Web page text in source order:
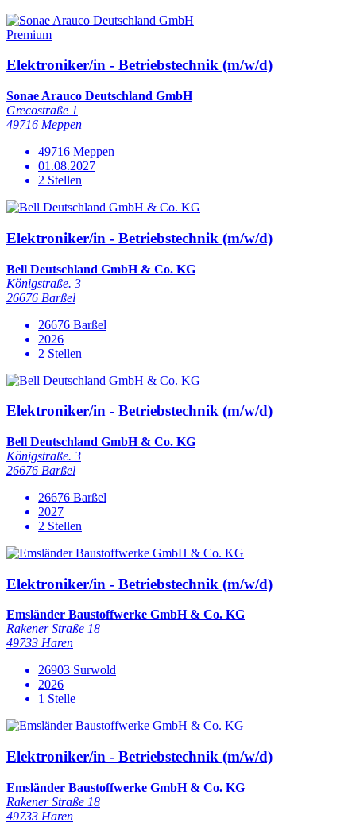
Premium
Elektroniker/in - Betriebstechnik (m/w/d)
Sonae Arauco Deutschland GmbH
Grecostraße 1
49716 Meppen
49716 Meppen
01.08.2027
2 Stellen
Elektroniker/in - Betriebstechnik (m/w/d)
Bell Deutschland GmbH & Co. KG
Königstraße. 3
26676 Barßel
26676 Barßel
2026
2 Stellen
Elektroniker/in - Betriebstechnik (m/w/d)
Bell Deutschland GmbH & Co. KG
Königstraße. 3
26676 Barßel
26676 Barßel
2027
2 Stellen
Elektroniker/in - Betriebstechnik (m/w/d)
Emsländer Baustoffwerke GmbH & Co. KG
Rakener Straße 18
49733 Haren
26903 Surwold
2026
1 Stelle
Elektroniker/in - Betriebstechnik (m/w/d)
Emsländer Baustoffwerke GmbH & Co. KG
Rakener Straße 18
49733 Haren